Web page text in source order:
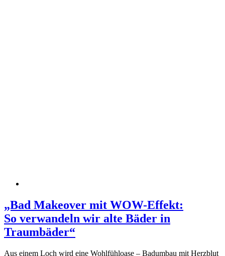
„Bad Makeover mit WOW-Effekt:
So verwandeln wir alte Bäder in
Traumbäder“
Aus einem Loch wird eine Wohlfühloase – Badumbau mit Herzblut